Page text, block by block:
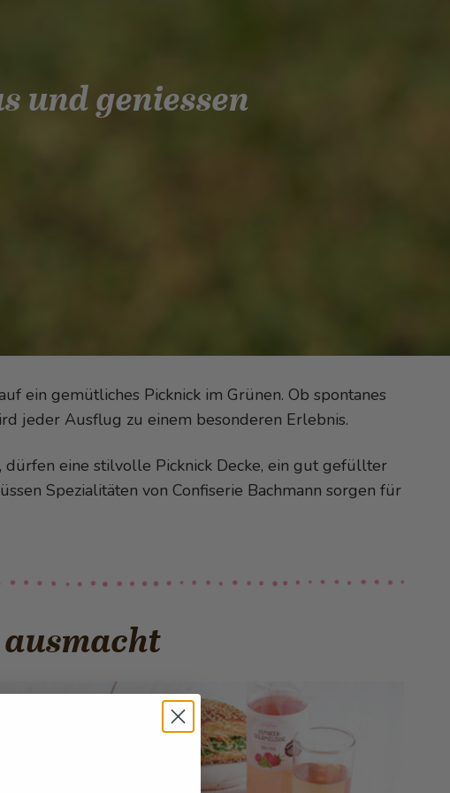
und geniessen
ein gemütliches Picknick im Grünen. Ob spontanes
jeder Ausflug zu einem besonderen Erlebnis.
eine stilvolle Picknick Decke, ein gut gefüllter
Spezialitäten von Confiserie Bachmann sorgen für
ausmacht